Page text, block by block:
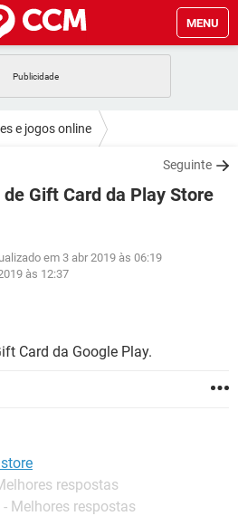
MENU
FACEBOOK
GMAIL
WHATSAPP
WHATSAPP
EXCEL
FACEBOOK
EXCEL
e jogos online
Seguinte
Gift Card da Play Store
em 3 abr 2019 às 06:19
às 12:37
Card da Google Play.
respostas
- Melhores respostas